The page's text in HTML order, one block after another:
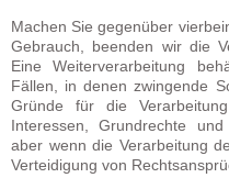
Machen Sie gegenüber
Gebrauch, beenden wir die
Eine Weiterverarbeitung
Fällen, in denen zwingende
Gründe für die
Interessen, Grundrechte
aber wenn die Verarbeitung
Verteidigung von